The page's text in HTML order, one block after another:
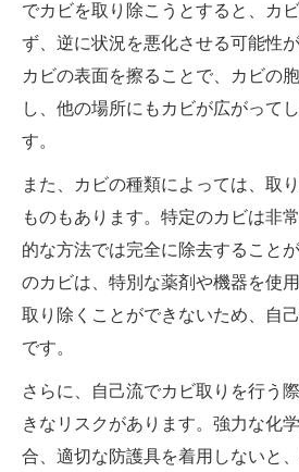
でカビを取り除こうとすると、カ
ず、逆に状況を悪化させる可能性
カビの表面を擦ることで、カビの
し、他の場所にもカビが広がって
す。
また、カビの種類によっては、取
ものもあります。特定のカビは非
的な方法では完全に除去すること
のカビは、特別な薬剤や機器を使
取り除くことができないため、自
です。
さらに、自己流でカビ取りを行う
きなリスクがあります。強力な化
合、適切な防護具を着用しないと